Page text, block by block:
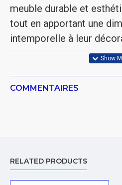
meuble durable et
tout en apportant une
intemporelle à leur
COMMENTAIRES
RELATED PRODUCTS